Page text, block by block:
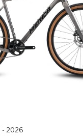
- 2026